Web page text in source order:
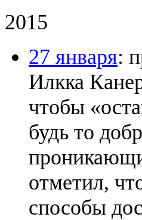
2015
27 января:
Илкка
чтобы
будь то
отметил,
способы